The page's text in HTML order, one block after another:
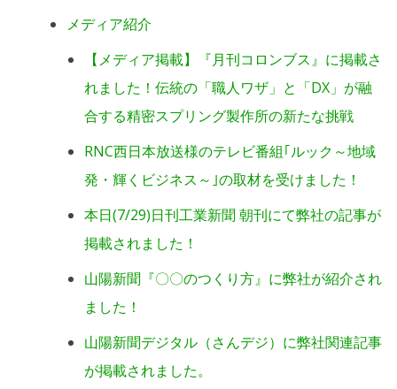
メディア紹介
【メディア掲載】『月刊コロンブス』に掲載さ
れました！伝統の「職人ワザ」と「DX」が融
合する精密スプリング製作所の新たな挑戦
RNC西日本放送様のテレビ番組｢ルック～地域
発・輝くビジネス～｣の取材を受けました！
本日(7/29)日刊工業新聞 朝刊にて弊社の記事が
掲載されました！
山陽新聞『〇〇のつくり方』に弊社が紹介され
ました！
山陽新聞デジタル（さんデジ）に弊社関連記事
が掲載されました。